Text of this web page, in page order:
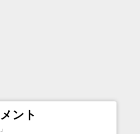
ント
」